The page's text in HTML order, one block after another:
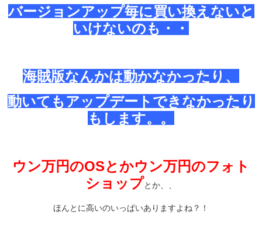
バージョンアップ毎に買い換えないと
いけないのも・・
海賊版なんかは動かなかったり、
動いてもアップデートできなかったり
もします。。
ウン万円のOSとかウン万円のフォト
ショップとか、、
ほんとに高いのいっぱいありますよね？！